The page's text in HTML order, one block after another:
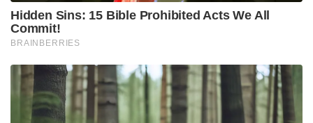
ഹിമന്ത ബിശ്വ ശർമ്മയുടെ നേതൃത്വത്തിൽ നടന്ന
വികസന പ്രവർത്തനങ്ങൾക്കും ശക്തമായ
ഭരണത്തിനുമുള്ള അംഗീകാരമായാണ് ഈ
വിജയത്തെ രാഷ്ട്രീയ നിരീക്ഷകർ വിലയിരുത്തുന്നത്.
തിരഞ്ഞെടുപ്പ് ഫലം പുറത്തുവന്നതിന് പിന്നാലെ
കഴിഞ്ഞ മെയ് 6-ന് അദ്ദേഹം ഗവർണർ ലക്ഷ്മൺ
പ്രസാദ് ആചാര്യയ്ക്ക് രാജിക്കത്ത് നൽകിയിരുന്നു.